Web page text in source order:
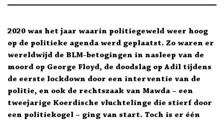
2020 was het jaar waarin politiegeweld weer hoog
op de politieke agenda werd geplaatst. Zo waren er
wereldwijd de BLM-betogingen in nasleep van de
moord op George Floyd, de doodslag op Adil tijdens
de eerste lockdown door een interventie van de
politie, en ook de rechtszaak van Mawda – een
tweejarige Koerdische vluchtelinge die stierf door
een politiekogel – ging van start. Toch is er één